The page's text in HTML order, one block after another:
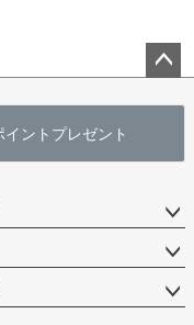
へ
イントプレゼント